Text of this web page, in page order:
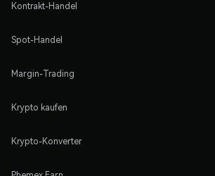
Kontrakt-Handel
Spot-Handel
Margin-Trading
Krypto kaufen
Krypto-Konverter